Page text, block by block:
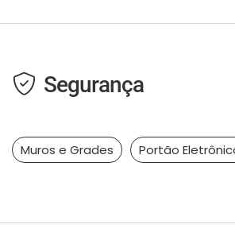
Segurança
Muros e Grades Portão